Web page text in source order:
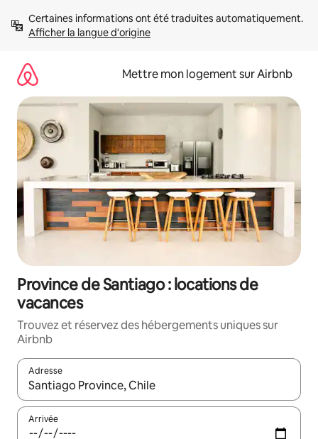
directement
Afficher la langue d'origine
Mettre mon logement sur Airbnb
Province de Santiago : locations de
vacances
Trouvez et réservez des hébergements uniques sur
Airbnb
Adresse
Lorsque les résultats s'affichent, utilisez les flèches vers le
Arrivée